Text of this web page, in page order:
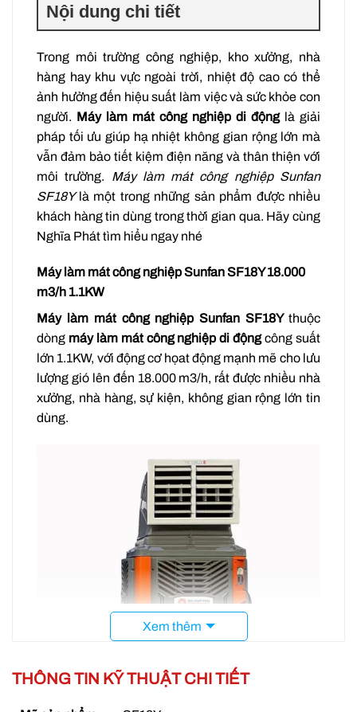
Nội dung chi tiết
Trong môi trường công nghiệp, kho xưởng, nhà
hàng hay khu vực ngoài trời, nhiệt độ cao có thể
ảnh hưởng đến hiệu suất làm việc và sức khỏe con
người. Máy làm mát công nghiệp di độnglà giải
pháp tối ưu giúp hạ nhiệt không gian rộng lớn mà
vẫn đảm bảo tiết kiệm điện năng và thân thiện với
môi trường. Máy làm mát công nghiệp Sunfan
SF18Ylà một trong những sản phẩm được nhiều
khách hàng tin dùng trong thời gian qua. Hãy cùng
Nghĩa Phát tìm hiểu ngay nhé
Máy làm mát công nghiệp Sunfan SF18Y 18.000
m3/h 1.1KW
Máy làm mát công nghiệp Sunfan SF18Y thuộc
dòng máy làm mát công nghiệp di độngcông suất
lớn 1.1KW, với động cơ họat động mạnh mẽ cho lưu
lượng gió lên đến 18.000 m3/h, rất được nhiều nhà
xưởng, nhà hàng, sự kiện, không gian rộng lớn tin
dùng.
Xem thêm
THÔNG TIN KỸ THUẬT CHI TIẾT